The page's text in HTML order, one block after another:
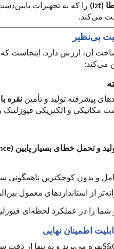
I2t)
) را که به تجهیزات
می‌کند.
بی‌نظیر
آن، ارزش دارد. اینجاست
می‌کند:
پیشرفته تولید و تأمین نقره
مکانیکی و الکتریکی
و تحمل خطای بسیار پایین (
کامل و بدون کوچکترین
از استانداردهای معمول
شما را در عملکرد لحظه‌ای
اطمینان نهایی
بهره می‌برند و نه تنها از